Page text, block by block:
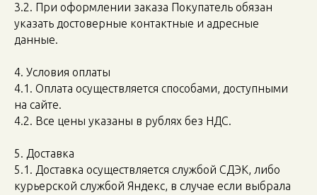
3.2. При оформлении заказа Покупатель обязан
указать достоверные контактные и адресные
данные.
4. Условия оплаты
4.1. Оплата осуществляется способами, доступными
на сайте.
4.2. Все цены указаны в рублях без НДС.
5. Доставка
5.1. Доставка осуществляется службой СДЭК, либо
курьерской службой Яндекс, в случае если выбрала